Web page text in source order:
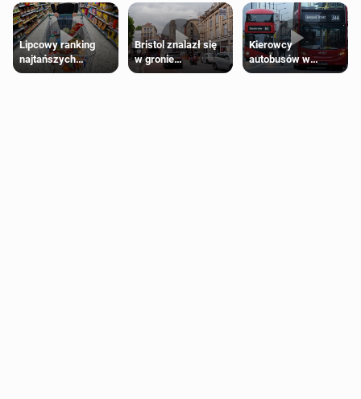
Lipcowy ranking
najtańszych
supermarketów
Bristol znalazł się
w gronie
najlepszych
Kierowcy
autobusów w
Londynie